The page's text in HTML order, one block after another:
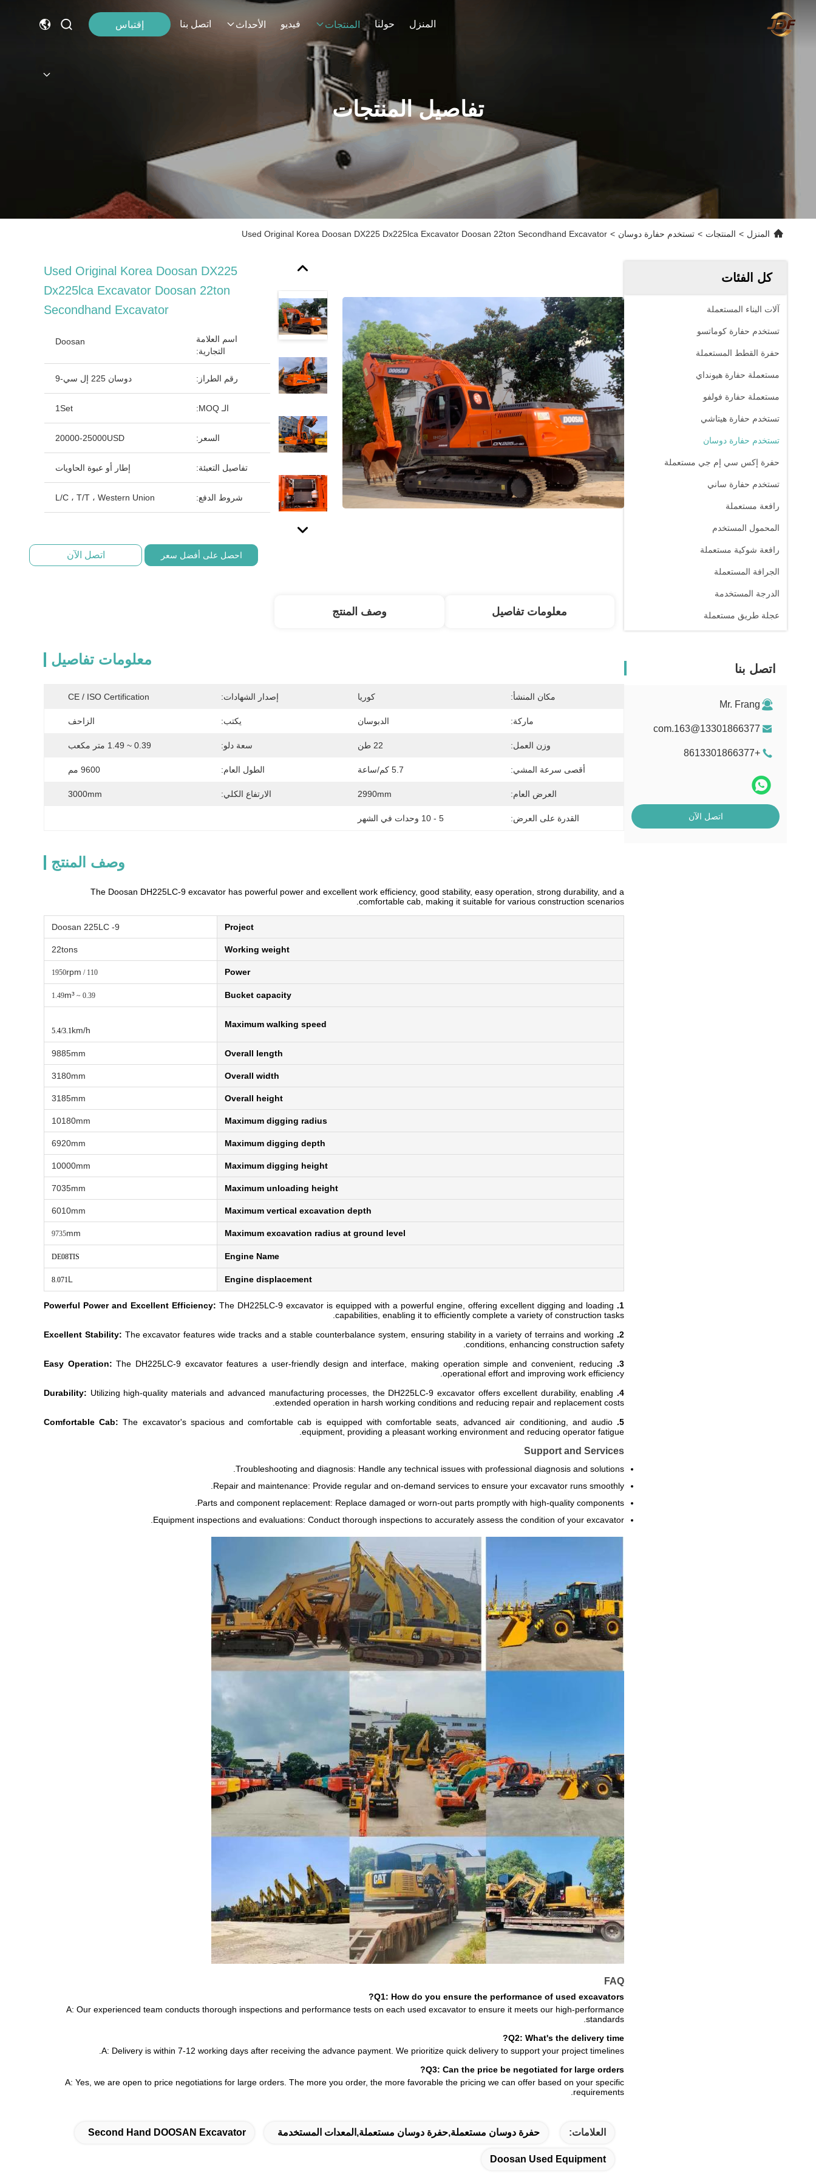
المنزل حولنا المنتجات فيديو الأحداث اتصل بنا إقتباس
تفاصيل المنتجات
المنزل > المنتجات > تستخدم حفارة دوسان >
Used Original Korea Doosan DX225 Dx225lca Excavator Doosan 22ton Secondhand Excavator
كل الفئات
آلات البناء المستعملة
تستخدم حفارة كوماتسو
حفرة القطط المستعملة
مستعملة حفارة هيونداي
مستعملة حفارة فولفو
تستخدم حفارة هيتاشي
تستخدم حفارة دوسان
حفرة إكس سي إم جي مستعملة
تستخدم حفارة ساني
رافعة مستعملة
المحمول المستخدم
رافعة شوكية مستعملة
الجرافة المستعملة
الدرجة المستخدمة
عجلة طريق مستعملة
اتصل بنا
Mr. Frang
13301866377@163.com
+8613301866377
اتصل الآن
Used Original Korea Doosan DX225
Dx225lca Excavator Doosan 22ton
Secondhand Excavator
اسم العلامة
التجارية:
Doosan
رقم الطراز: دوسان 225 إل سي-9
الـ MOQ: 1Set
السعر: 20000-25000USD
تفاصيل التعبئة: إطار أو عبوة الحاويات
شروط الدفع: L/C ، T/T ، Western Union
احصل على أفضل سعر اتصل الآن
معلومات تفاصيل وصف المنتج
معلومات تفاصيل
مكان المنشأ: كوريا إصدار الشهادات: CE / ISO Certification
ماركة: الدبوسان يكتب: الزاحف
وزن العمل: 22 طن سعة دلو: 0.39 ~ 1.49 متر مكعب
أقصى سرعة المشي: 5.7 كم/ساعة الطول العام: 9600 مم
العرض العام: 2990mm الارتفاع الكلي: 3000mm
القدرة على العرض: 5 - 10 وحدات في الشهر
وصف المنتج
The Doosan DH225LC-9 excavator has powerful power and excellent work efficiency, good stability, easy operation, strong durability, and a
comfortable cab, making it suitable for various construction scenarios.
Project
Doosan 225LC -9
Working weight
22tons
Power
110 / 1950
rpm
Bucket capacity
0.39 ~ 1.49
m³
Maximum walking speed
5.4/3.1km/h
Overall length
9885mm
Overall width
3180mm
Overall height
3185mm
Maximum digging radius
10180mm
Maximum digging depth
6920mm
Maximum digging height
10000mm
Maximum unloading height
7035mm
Maximum vertical excavation depth
6010mm
Maximum excavation radius at ground level
9735mm
Engine Name
DE08TIS
Engine displacement
8.071L
1. Powerful Power and Excellent Efficiency:
The DH225LC-9 excavator is equipped with a powerful engine, offering excellent digging and loading
capabilities, enabling it to efficiently complete a variety of construction tasks.
2. Excellent Stability:
The excavator features wide tracks and a stable counterbalance system, ensuring stability in a variety of terrains and working
conditions, enhancing construction safety.
3. Easy Operation:
The DH225LC-9 excavator features a user-friendly design and interface, making operation simple and convenient, reducing
operational effort and improving work efficiency.
4. Durability:
Utilizing high-quality materials and advanced manufacturing processes, the DH225LC-9 excavator offers excellent durability, enabling
extended operation in harsh working conditions and reducing repair and replacement costs.
5. Comfortable Cab:
The excavator's spacious and comfortable cab is equipped with comfortable seats, advanced air conditioning, and audio
equipment, providing a pleasant working environment and reducing operator fatigue.
Support and Services
Troubleshooting and diagnosis: Handle any technical issues with professional diagnosis and solutions.
Repair and maintenance: Provide regular and on-demand services to ensure your excavator runs smoothly.
Parts and component replacement: Replace damaged or worn-out parts promptly with high-quality components.
Equipment inspections and evaluations: Conduct thorough inspections to accurately assess the condition of your excavator.
FAQ
Q1: How do you ensure the performance of used excavators?
A: Our experienced team conducts thorough inspections and performance tests on each used excavator to ensure it meets our high-performance
standards.
Q2: What's the delivery time?
A: Delivery is within 7-12 working days after receiving the advance payment. We prioritize quick delivery to support your project timelines.
Q3: Can the price be negotiated for large orders?
A: Yes, we are open to price negotiations for large orders. The more you order, the more favorable the pricing we can offer based on your specific
requirements.
العلامات: حفرة دوسان مستعملة,حفرة دوسان مستعملة,المعدات المستخدمة Second Hand DOOSAN Excavator
Doosan Used Equipment